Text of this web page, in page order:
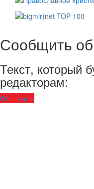
Сообщить об
Текст, который
редакторам:
Отправить